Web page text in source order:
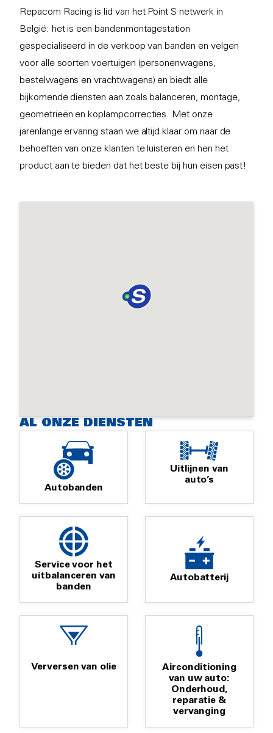
Repacom Racing is lid van het Point S netwerk in
België: het is een bandenmontagestation
gespecialiseerd in de verkoop van banden en velgen
voor alle soorten voertuigen (personenwagens,
bestelwagens en vrachtwagens) en biedt alle
bijkomende diensten aan zoals balanceren, montage,
geometrieën en koplampcorrecties. Met onze
jarenlange ervaring staan we altijd klaar om naar de
behoeften van onze klanten te luisteren en hen het
product aan te bieden dat het beste bij hun eisen past!
AL ONZE DIENSTEN
Autobanden
Uitlijnen van
auto’s
Service voor het
uitbalanceren van
banden
Autobatterij
Verversen van olie
Airconditioning
van uw auto:
Onderhoud,
reparatie &
vervanging